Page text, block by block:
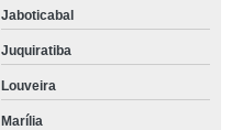
Jaboticabal
Juquiratiba
Louveira
Marília